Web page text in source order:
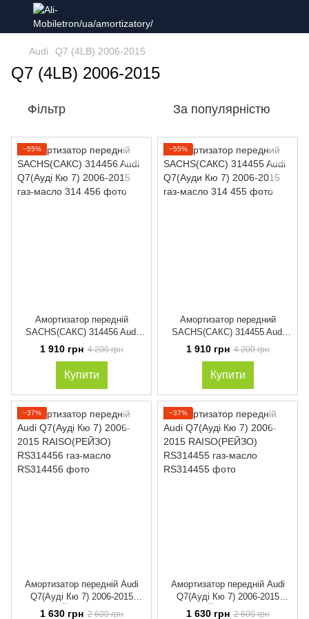
Audi Q7 (4LB) 2006-2015
Q7 (4LB) 2006-2015
Фільтр За популярністю
−55%
Амортизатор передній
SACHS(САКС) 314456 Audi
Q7(Ауді Кю 7) 2006-2015 газ-
масло
1 910 грн 4 200 грн
Купити
−55%
Амортизатор передний
SACHS(САКС) 314455 Audi
Q7(Ауди Кю 7) 2006-2015 газ-
масло
1 910 грн 4 200 грн
Купити
−37%
Амортизатор передній Audi
Q7(Ауді Кю 7) 2006-2015
RAISO(РЕЙЗО) RS314456 газ-
1 630 грн 2 600 грн
−37%
Амортизатор передній Audi
Q7(Ауді Кю 7) 2006-2015
RAISO(РЕЙЗО) RS314455 газ-
1 630 грн 2 600 грн